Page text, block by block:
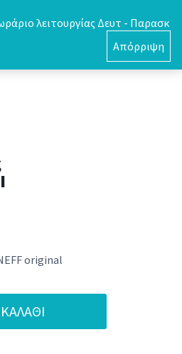
λειτουργίας Δευτ - Παρασκ
Απόρριψη
0
original